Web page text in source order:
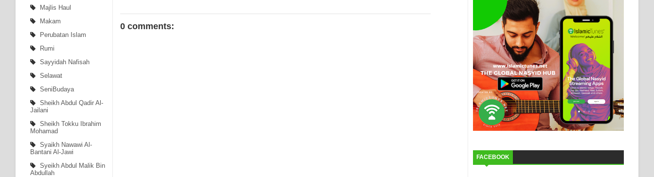
Majlis Haul
Makam
Perubatan Islam
Rumi
Sayyidah Nafisah
Selawat
SeniBudaya
Sheikh Abdul Qadir Al-
Jailani
Sheikh Tokku Ibrahim
Mohamad
Syaikh Nawawi Al-
Bantani Al-Jawi
Syeikh Abdul Malik Bin
Abdullah
0 comments:
FACEBOOK